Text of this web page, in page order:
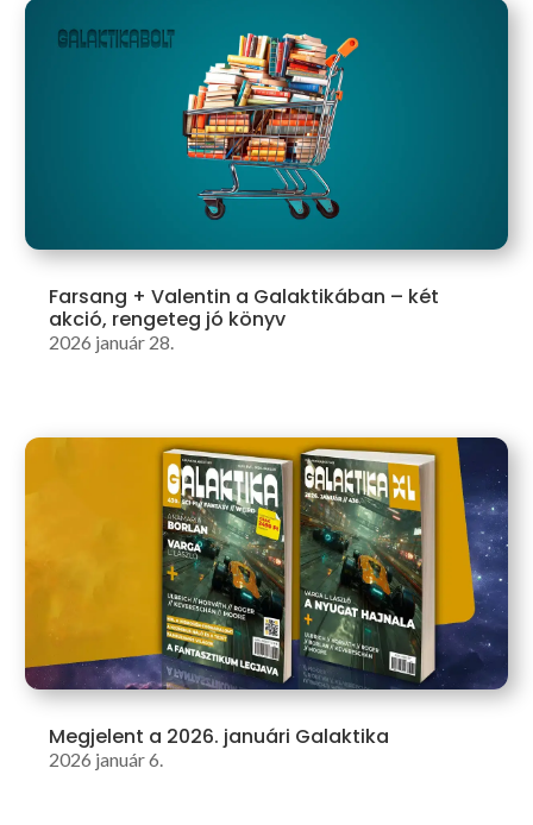
Farsang + Valentin a Galaktikában – két
akció, rengeteg jó könyv
2026 január 28.
Megjelent a 2026. januári Galaktika
2026 január 6.